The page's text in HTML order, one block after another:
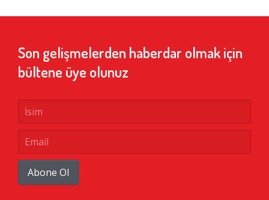
Son gelişmelerden haberdar olmak için
bültene üye olunuz
Abone Ol